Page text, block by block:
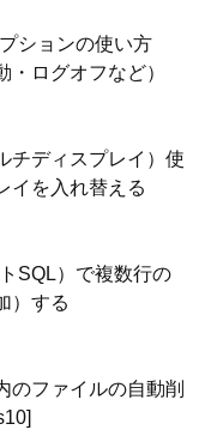
ションの使い方
・ログオフなど）
チディスプレイ）使
イを入れ替える
SQL）で複数行の
）する
のファイルの自動削